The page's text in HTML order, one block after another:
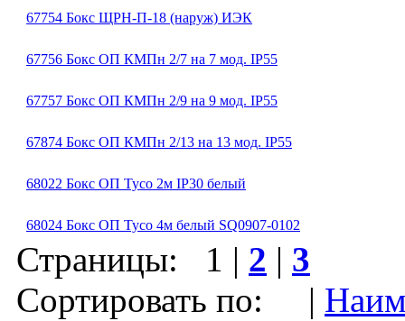
67754 Бокс ЩРН-П-18 (наруж) ИЭК
67756 Бокс ОП КМПн 2/7 на 7 мод. IP55
67757 Бокс ОП КМПн 2/9 на 9 мод. IP55
67874 Бокс ОП КМПн 2/13 на 13 мод. IP55
68022 Бокс ОП Тусо 2м IP30 белый
68024 Бокс ОП Тусо 4м белый SQ0907-0102
Страницы: 1 | 2 | 3
Сортировать по: |